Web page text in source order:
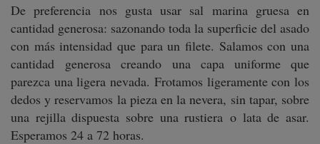
De preferencia nos gusta usar sal marina gruesa en
cantidad generosa: sazonando toda la superficie del asado
con más intensidad que para un filete. Salamos con una
cantidad generosa creando una capa uniforme que
parezca una ligera nevada. Frotamos ligeramente con los
dedos y reservamos la pieza en la nevera, sin tapar, sobre
una rejilla dispuesta sobre una rustiera o lata de asar.
Esperamos 24 a 72 horas.